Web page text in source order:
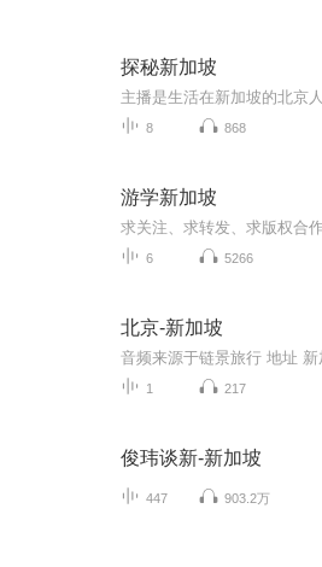
探秘新加坡
8 868
游学新加坡
6 5266
北京-新加坡
1 217
俊玮谈新-新加坡
447 903.2万